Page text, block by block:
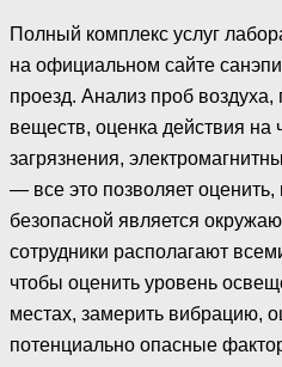
Полный комплекс услуг
на официальном сайте
проезд. Анализ проб
веществ, оценка действия на
загрязнения,
— все это позволяет
безопасной является
сотрудники располагают
чтобы оценить уровень
местах, замерить вибрацию,
потенциально опасные